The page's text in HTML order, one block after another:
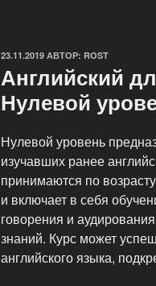
ОПУБЛИКОВАНО
23.11.2019 АВТОР: ROST
Английский
Нулевой
Нулевой уровень
изучавших ранее
принимаются по
и включает в себя
говорения и
знаний. Курс может
английского языка,